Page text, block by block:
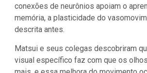
conexões de neurônios apoiam o
memória, a plasticidade do
descrita antes.
Matsui e seus colegas descobriram
visual específico faz com que os